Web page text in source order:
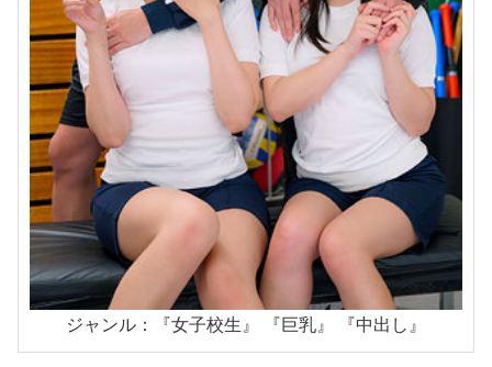
ジャンル：『女子校生』 『巨乳』 『中出し』